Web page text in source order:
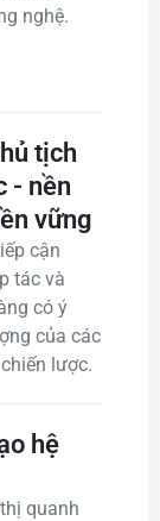
nghệ.
tịch
- nền
vững
cận
tác và
có ý
của các
lược.
hệ
quanh